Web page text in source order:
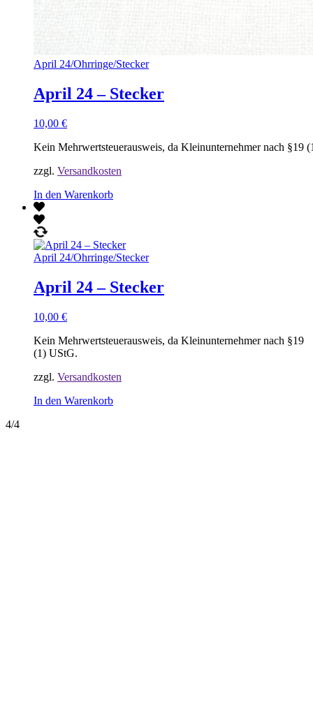
April 24/Ohrringe/Stecker
April 24 – Stecker
10,00 €
Kein Mehrwertsteuerausweis, da Kleinunternehmer nach §19
zzgl. Versandkosten
In den Warenkorb
April 24/Ohrringe/Stecker
April 24 – Stecker
10,00 €
Kein Mehrwertsteuerausweis, da Kleinunternehmer nach §19
(1) UStG.
zzgl. Versandkosten
In den Warenkorb
4/4